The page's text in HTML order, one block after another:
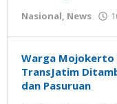
Nasional, News
Warga Mojokerto
TransJatim
dan Pasuruan